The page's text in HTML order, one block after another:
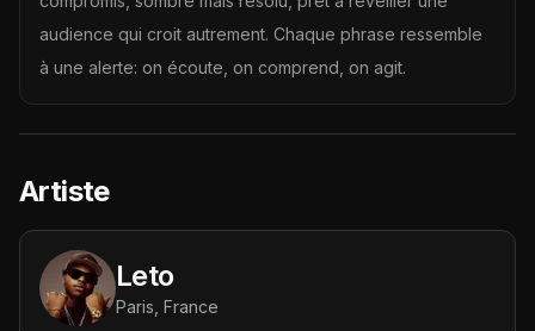
audience qui croit autrement. Chaque phrase ressemble
à une alerte: on écoute, on comprend, on agit.
Artiste
Leto
Paris, France